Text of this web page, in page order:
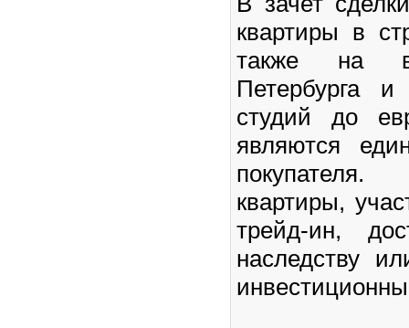
квартиры в
также на
Петербурга
студий до
являются
квартиры,
трейд-ин,
наследству